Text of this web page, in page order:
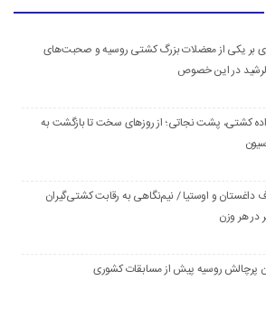
بر یکی از معضلات بزرگ کشتی روسیه و صحبت‌های
در این خصوص
کشتی، پشت نجاتی؛ از روزهای سخت تا بازگشت به
داغستان و اوستیا / نیم‌نگاهی به رقابت کشتی‌گیران
در هر وزن
پرچالش روسیه پیش از مسابقات کشوری